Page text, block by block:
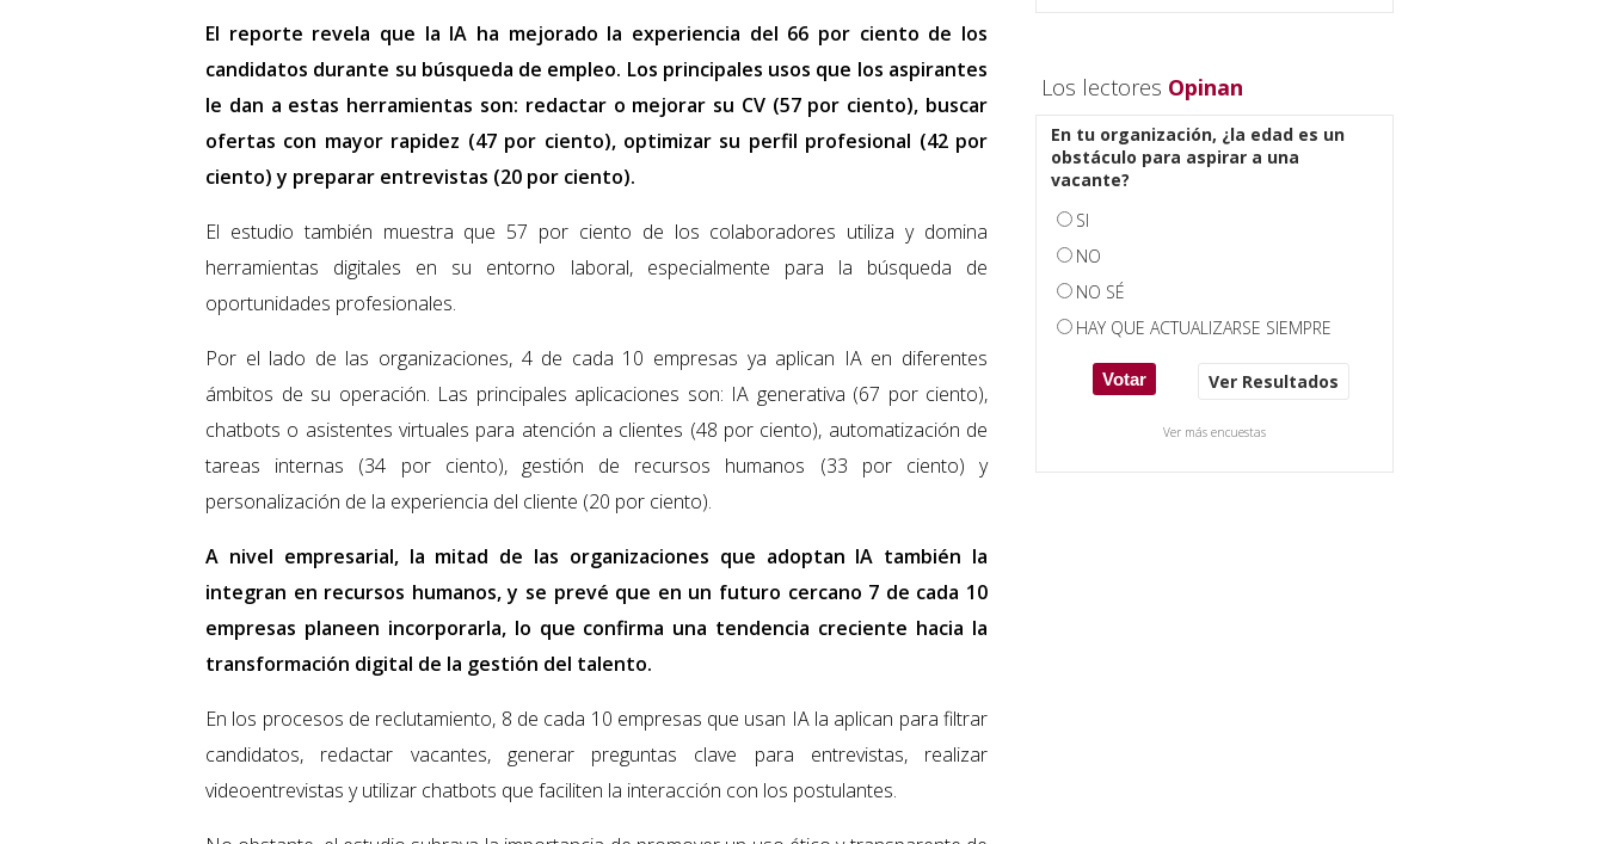
El reporte revela que la IA ha mejorado la experiencia del 66 por ciento de los
candidatos durante su búsqueda de empleo. Los principales usos que los aspirantes
le dan a estas herramientas son: redactar o mejorar su CV (57 por ciento), buscar
ofertas con mayor rapidez (47 por ciento), optimizar su perfil profesional (42 por
ciento) y preparar entrevistas (20 por ciento).
El estudio también muestra que 57 por ciento de los colaboradores utiliza y domina
herramientas digitales en su entorno laboral, especialmente para la búsqueda de
oportunidades profesionales.
Por el lado de las organizaciones, 4 de cada 10 empresas ya aplican IA en diferentes
ámbitos de su operación. Las principales aplicaciones son: IA generativa (67 por ciento),
chatbots o asistentes virtuales para atención a clientes (48 por ciento), automatización de
tareas internas (34 por ciento), gestión de recursos humanos (33 por ciento) y
personalización de la experiencia del cliente (20 por ciento).
A nivel empresarial, la mitad de las organizaciones que adoptan IA también la
integran en recursos humanos, y se prevé que en un futuro cercano 7 de cada 10
empresas planeen incorporarla, lo que confirma una tendencia creciente hacia la
transformación digital de la gestión del talento.
En los procesos de reclutamiento, 8 de cada 10 empresas que usan IA la aplican para filtrar
candidatos, redactar vacantes, generar preguntas clave para entrevistas, realizar
videoentrevistas y utilizar chatbots que faciliten la interacción con los postulantes.
Los lectores Opinan
En tu organización, ¿la edad es un
obstáculo para aspirar a una
vacante?
SI
NO
NO SÉ
HAY QUE ACTUALIZARSE SIEMPRE
Ver Resultados
Ver más encuestas